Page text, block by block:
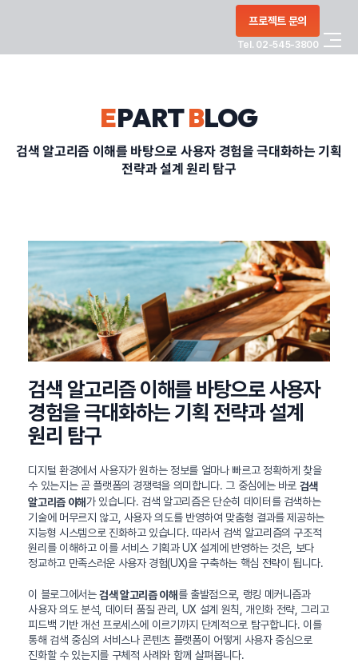
프로젝트 문의
Tel. 02-545-3800
CONTACT
정부지원사업
EPARTBLOG
검색 알고리즘 이해를 바탕으로 사용자 경험을 극대화하는 기획
전략과 설계 원리 탐구
검색 알고리즘 이해를 바탕으로 사용자
경험을 극대화하는 기획 전략과 설계
원리 탐구
디지털 환경에서 사용자가 원하는 정보를 얼마나 빠르고 정확하게 찾을
수 있는지는 곧 플랫폼의 경쟁력을 의미합니다. 그 중심에는 바로 검색
알고리즘 이해가 있습니다. 검색 알고리즘은 단순히 데이터를 검색하는
기술에 머무르지 않고, 사용자 의도를 반영하여 맞춤형 결과를 제공하는
지능형 시스템으로 진화하고 있습니다. 따라서 검색 알고리즘의 구조적
원리를 이해하고 이를 서비스 기획과 UX 설계에 반영하는 것은, 보다
정교하고 만족스러운 사용자 경험(UX)을 구축하는 핵심 전략이 됩니다.
이 블로그에서는검색 알고리즘 이해를 출발점으로, 랭킹 메커니즘과
사용자 의도 분석, 데이터 품질 관리, UX 설계 원칙, 개인화 전략, 그리고
피드백 기반 개선 프로세스에 이르기까지 단계적으로 탐구합니다. 이를
통해 검색 중심의 서비스나 콘텐츠 플랫폼이 어떻게 사용자 중심으로
진화할 수 있는지를 구체적 사례와 함께 살펴봅니다.